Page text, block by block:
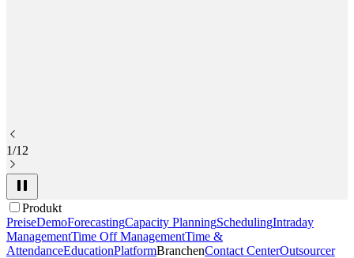
1/12
Produkt
PreiseDemoForecastingCapacity PlanningSchedulingIntraday
ManagementTime Off ManagementTime &
AttendanceEducationPlatformBranchenContact CenterOutsourcer